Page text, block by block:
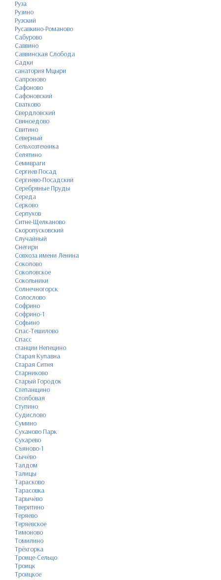
Руза
Рузино
Рузский
Русавкино-Романово
Сабурово
Саввино
Саввинская Слобода
Садки
санатория Мцыри
Сапроново
Сафоново
Сафоновский
Сватково
Свердловский
Свиноедово
Свитино
Северный
Сельхозтехника
Селятино
Семивраги
Сергиев Посад
Сергиево-Посадский
Серебряные Пруды
Середа
Серково
Серпухов
Ситне-Щелканово
Скоропусковский
Случайный
Снегири
Совхоза имени Ленина
Соколово
Соколовское
Сокольники
Солнечногорск
Солослово
Софрино
Софрино-1
Софьино
Спас-Тешилово
Спасс
станции Непецино
Старая Купавна
Старая Ситня
Старниково
Старый Городок
Степанщино
Столбовая
Ступино
Судислово
Сумино
Суханово Парк
Сухарево
Съяново-1
Сычёво
Талдом
Талицы
Тарасково
Тарасовка
Тарычёво
Тверитино
Теряево
Теряевское
Тимоново
Томилино
Трёхгорка
Троице-Сельцо
Троицк
Троицкое